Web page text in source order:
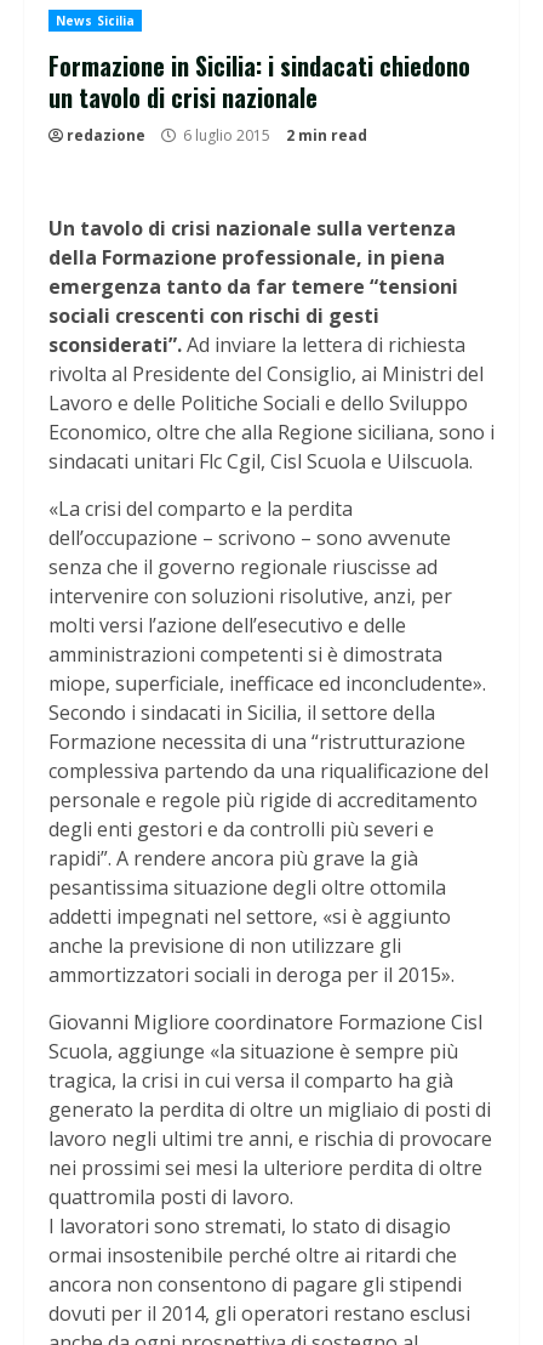
News Sicilia
Formazione in Sicilia: i sindacati chiedono
un tavolo di crisi nazionale
redazione 6 luglio 2015 2 min read
Un tavolo di crisi nazionale sulla vertenza
della Formazione professionale, in piena
emergenza tanto da far temere “tensioni
sociali crescenti con rischi di gesti
sconsiderati”.Ad inviare la lettera di richiesta
rivolta al Presidente del Consiglio, ai Ministri del
Lavoro e delle Politiche Sociali e dello Sviluppo
Economico, oltre che alla Regione siciliana, sono i
sindacati unitari Flc Cgil, Cisl Scuola e Uilscuola.
«La crisi del comparto e la perdita
dell’occupazione – scrivono – sono avvenute
senza che il governo regionale riuscisse ad
intervenire con soluzioni risolutive, anzi, per
molti versi l’azione dell’esecutivo e delle
amministrazioni competenti si è dimostrata
miope, superficiale, inefficace ed inconcludente».
Secondo i sindacati in Sicilia, il settore della
Formazione necessita di una “ristrutturazione
complessiva partendo da una riqualificazione del
personale e regole più rigide di accreditamento
degli enti gestori e da controlli più severi e
rapidi”. A rendere ancora più grave la già
pesantissima situazione degli oltre ottomila
addetti impegnati nel settore, «si è aggiunto
anche la previsione di non utilizzare gli
ammortizzatori sociali in deroga per il 2015».
Giovanni Migliore coordinatore Formazione Cisl
Scuola, aggiunge «la situazione è sempre più
tragica, la crisi in cui versa il comparto ha già
generato la perdita di oltre un migliaio di posti di
lavoro negli ultimi tre anni, e rischia di provocare
nei prossimi sei mesi la ulteriore perdita di oltre
quattromila posti di lavoro.
I lavoratori sono stremati, lo stato di disagio
ormai insostenibile perché oltre ai ritardi che
ancora non consentono di pagare gli stipendi
dovuti per il 2014, gli operatori restano esclusi